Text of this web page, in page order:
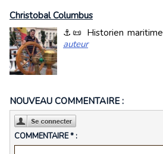
Christobal Columbus
⚓📜 Historien maritime
auteur
NOUVEAU COMMENTAIRE :
COMMENTAIRE * :